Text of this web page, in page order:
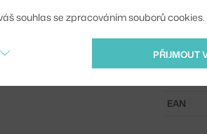
Info k
EAN
souhlas se zpracováním souborů cookies.
PŘIJMOUT